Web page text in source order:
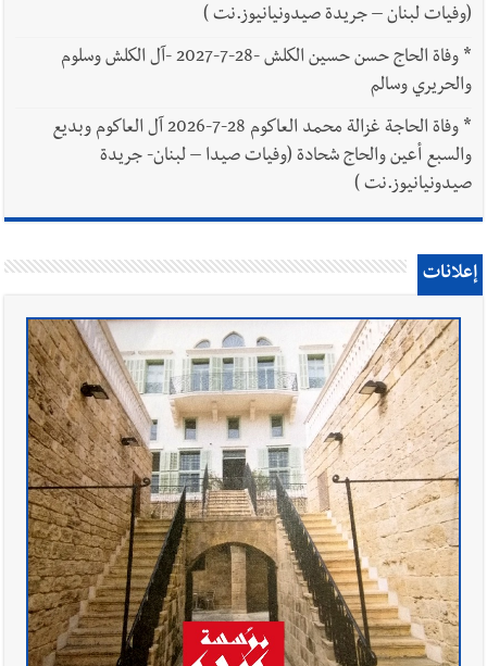
(وفيات لبنان – جريدة صيدونيانيوز.نت )
*
وفاة الحاج حسن حسين الكلش -28-7-2027 -آل الكلش وسلوم
والحريري وسالم
*
وفاة الحاجة غزالة محمد العاكوم 28-7-2026 آل العاكوم وبديع
والسبع أعين والحاج شحادة (وفيات صيدا – لبنان- جريدة
صيدونيانيوز.نت )
إعلانات